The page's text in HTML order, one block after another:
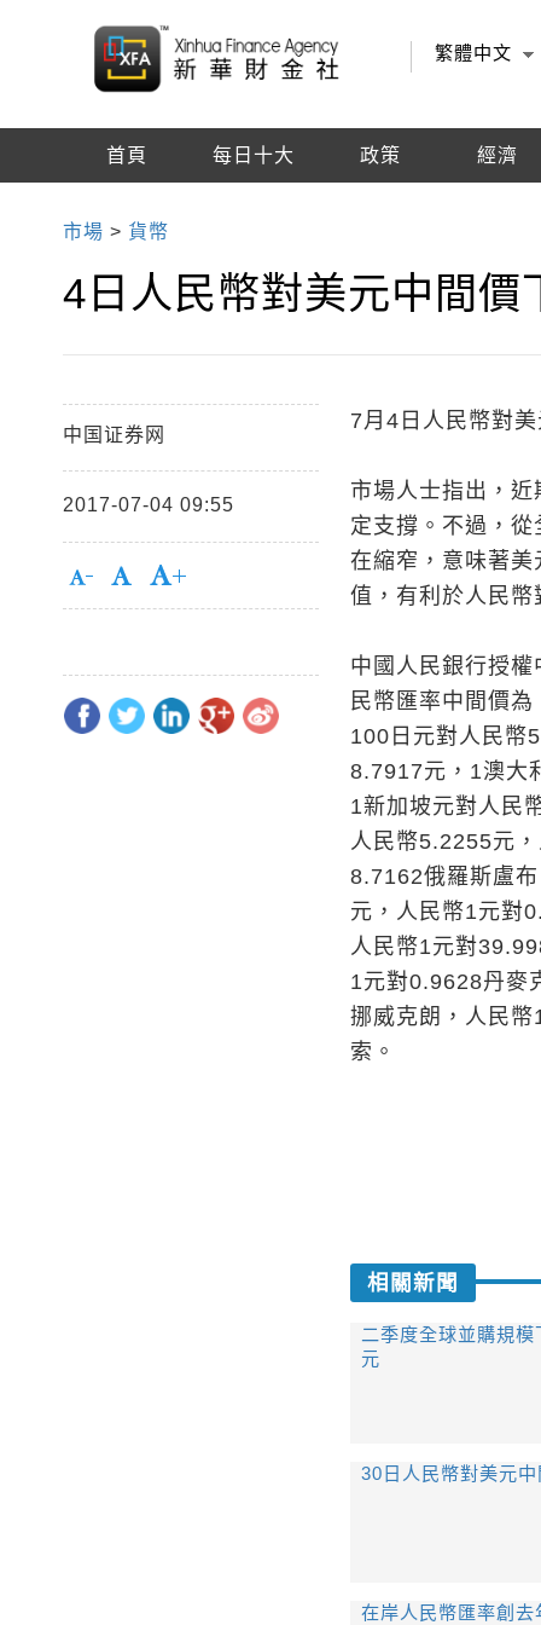
繁體中文
首頁 每日十大 政策 經濟
市場 > 貨幣
4日人民幣對美元中間價
中国证券网
2017-07-04 09:55
7月4日人民幣對
市場人士指出，
定支撐。不過，
在縮窄，意味著
值，有利於人民
中國人民銀行授
民幣匯率中間價
100日元對人民幣
8.7917元，1澳大
1新加坡元對人民
人民幣5.2255元
8.7162俄羅斯盧
元，人民幣1元對
人民幣1元對
1元對0.9628丹麥
挪威克朗，人民
索。
相關新聞
二季度全球並購規
元
30日人民幣對美元
在岸人民幣匯率創